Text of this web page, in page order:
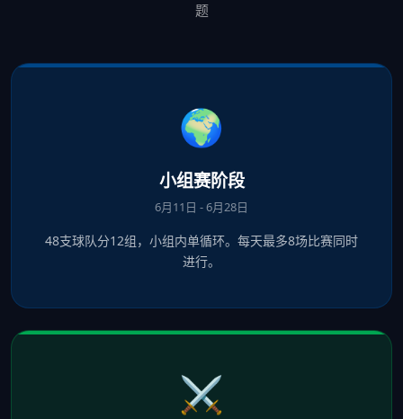
题
🌍
小组赛阶段
6月11日 - 6月28日
48支球队分12组，小组内单循环。每天最多8场比赛同时
进行。
⚔️